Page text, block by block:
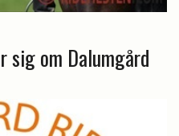
sig om Dalumgård